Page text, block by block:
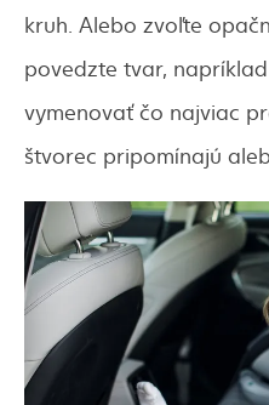
kruh. Alebo zvoľte
povedzte tvar,
vymenovať čo najviac
štvorec pripomínajú